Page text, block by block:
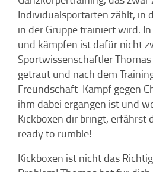
Individualsportarten zählt, in
in der Gruppe trainiert wird.
und kämpfen ist dafür nicht
Sportwissenschaftler
getraut und nach dem
Freundschaft-Kampf gegen
ihm dabei ergangen ist und
Kickboxen dir bringt, erfährst
ready to rumble!
Kickboxen ist nicht das